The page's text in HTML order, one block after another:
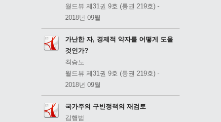
월드뷰 제31권 9호 (통권 219호) -
2018년 09월
가난한 자, 경제적 약자를 어떻게 도울
것인가?
최승노
월드뷰 제31권 9호 (통권 219호) -
2018년 09월
국가주의 구빈정책의 재검토
김행범